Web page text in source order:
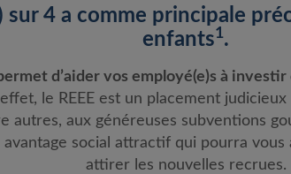
sur 4 a comme principale
enfants1.
d’aider vos employé(e)s à
le REEE est un placement
autres, aux généreuses subventions
avantage social attractif qui pourra
attirer les nouvelles recrues.